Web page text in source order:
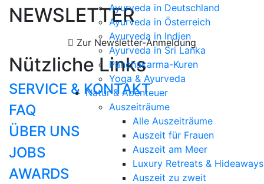
Ayurveda in Deutschland
Ayurveda in Österreich
Ayurveda in Indien
Ayurveda in Sri Lanka
Panchakarma-Kuren
Yoga & Ayurveda
Natur & Abenteuer
Auszeiträume
Alle Auszeiträume
Auszeit für Frauen
Auszeit am Meer
Luxury Retreats & Hideaways
Auszeit zu zweit
NEWSLETTER
Zur Newsletter-Anmeldung
Nützliche Links
SERVICE & KONTAKT
FAQ
ÜBER UNS
JOBS
AWARDS